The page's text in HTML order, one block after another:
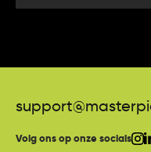
Volg ons op onze socials